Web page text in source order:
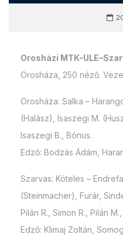
Orosházi MTK-
Orosháza, 250 néző.
Orosháza: Salka –
(Halász), Isaszegi M.
Isaszegi B., Bónus.
Edző: Bodzás Ádám,
Szarvas: Köteles –
(Steinmacher), Furár,
Pilán R., Simon R., Pilán
Edző: Klimaj Zoltán,